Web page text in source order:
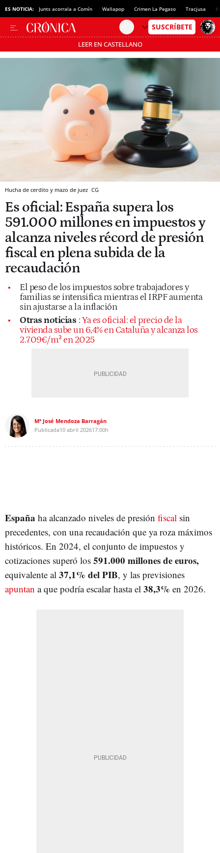
ES NOTICIA: Junts acorrala a Comín Wallapop Crimen La Pegaso Tracjusa
LEER EN CASTELLANO
Pásate al MODO AHORRO
Hucha de cerdito y mazo de juez CG
Es oficial: España supera los
591.000 millones en impuestos y
alcanza niveles récord de presión
fiscal en plena subida de la
recaudación
El peso de los impuestos sobre trabajadores y
familias se intensifica mientras el IRPF aumenta
sin ajustarse a la inflación
Otras noticias :Ya es oficial: el precio de la
vivienda sube un 6,4% en Cataluña y alcanza los
2.709€/m² en 2025
Mª José Mendoza Barragán
Publicada10 abril 202617:00h
España ha alcanzado niveles de presión fiscal sin
precedentes, con una recaudación que ya roza máximos
históricos. En 2024, el conjunto de impuestos y
cotizaciones superó los 591.000 millones de euros,
equivalente al 37,1% del PIB, y las previsiones
apuntan a que podría escalar hasta el 38,3% en 2026.